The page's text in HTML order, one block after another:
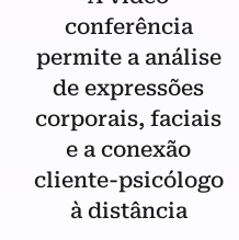
conferência
permite a análise
de expressões
corporais, faciais
e a conexão
cliente-psicólogo
à distância